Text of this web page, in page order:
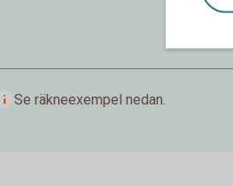
Se räkneexempel nedan.